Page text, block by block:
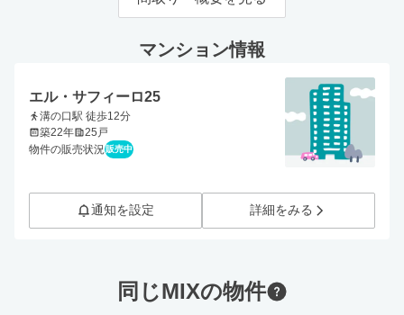
マンション情報
エル・サフィーロ25
溝の口駅 徒歩12分
築22年
25戸
物件の販売状況 販売中
通知を設定 詳細をみる
同じMIXの物件